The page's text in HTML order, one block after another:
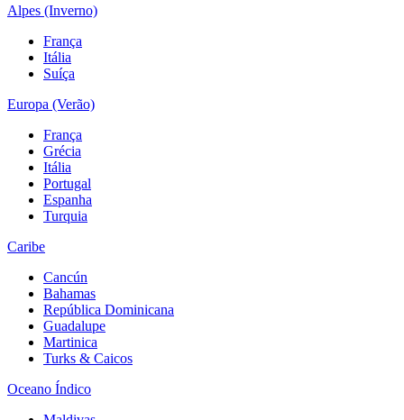
Alpes (Inverno)
França
Itália
Suíça
Europa (Verão)
França
Grécia
Itália
Portugal
Espanha
Turquia
Caribe
Cancún
Bahamas
República Dominicana
Guadalupe
Martinica
Turks & Caicos
Oceano Índico